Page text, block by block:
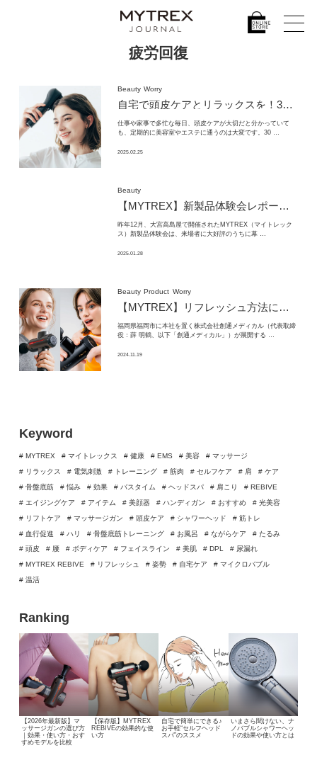
Keyword
# MYTREX # マイトレックス # 健康 # EMS # 美容
# マッサージ
# リラックス
# 電気刺激 # トレーニング # 筋肉 # セルフケア # 肩
# ケア
# 骨盤底筋
# 悩み # 効果 # バスタイム # ヘッドスパ # 肩こり
# REBIVE
# エイジングケア
# アイテム # 美顔器 # ハンディガン # おすすめ
# 光美容
# リフトケア
# マッサージガン # 頭皮ケア # シャワーヘッド
# 筋トレ
# 血行促進
# ハリ # 骨盤底筋トレーニング # お風呂 # ながらケア
# たるみ
# 頭皮
# 腰 # ボディケア # フェイスライン # 美肌 # DPL
# 尿漏れ
# MYTREX REBIVE
# リフレッシュ # 姿勢 # 自宅ケア
# マイクロバブル
# 温活
Ranking
【2026年最新版】マ
ッサージガンの選び方
｜効果・使い方・おす
すめモデルを比較
【保存版】MYTREX
REBIVEの効果的な使
い方
自宅で簡単にできる♪
お手軽“セルフヘッド
スパ”のススメ
いまさら聞けない、ナ
ノバブルシャワーヘッ
ドの効果や使い方とは
疲労回復
Beauty Worry
自宅で頭皮ケアとリラックスを！ 30代・40代女性のための「ヘッドスパ ブラシ」
仕事や家事で多忙な毎日、頭皮ケアが大切だと分かっていて
も、定期的に美容室やエステに通うのは大変です。30 …
2025.02.25
Beauty
【MYTREX】新製品体験会レポート｜大宮高島屋POPUPイベントで注目のEMS機器と美顔器を体感！
昨年12月、大宮高島屋で開催されたMYTREX（マイトレック
ス）新製品体験会は、来場者に大好評のうちに幕 …
2025.01.28
Beauty Product Worry
【MYTREX】リフレッシュ方法に関する意識調査を実施、
福岡県福岡市に本社を置く株式会社創通メディカル（代表取締
役：薛 明鶴、以下「創通メディカル」）が展開する …
2024.11.19